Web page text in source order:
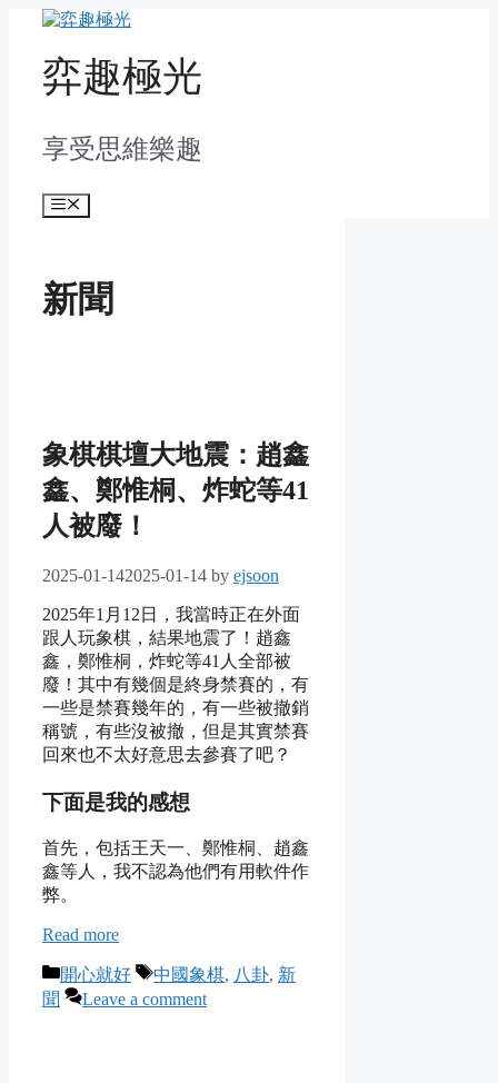
content弈趣極光
享受思維樂趣
Menu
新聞
象棋棋壇大地震：趙鑫
鑫、鄭惟桐、炸蛇等41
人被廢！
2025-01-142025-01-14 by ejsoon
2025年1月12日，我當時正在外面
跟人玩象棋，結果地震了！趙鑫
鑫，鄭惟桐，炸蛇等41人全部被
廢！其中有幾個是終身禁賽的，有
一些是禁賽幾年的，有一些被撤銷
稱號，有些沒被撤，但是其實禁賽
回來也不太好意思去參賽了吧？
下面是我的感想
首先，包括王天一、鄭惟桐、趙鑫
鑫等人，我不認為他們有用軟件作
弊。
Read more
Categories
開心就好 Tags
中國象棋, 八卦, 新
聞
Leave a comment